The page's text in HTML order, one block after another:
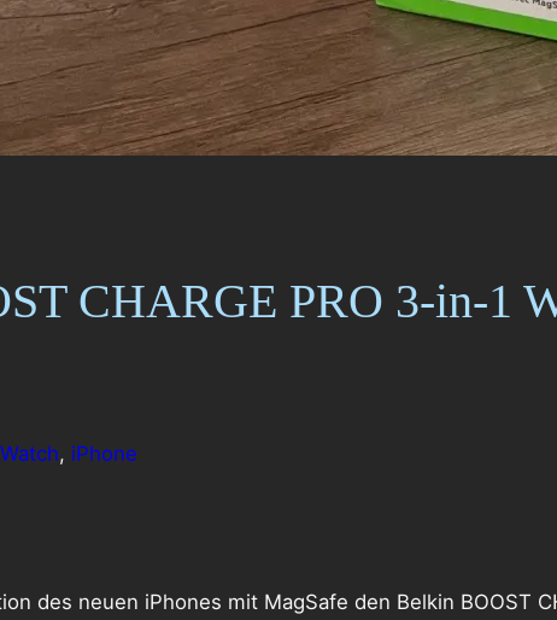
CHARGE PRO 3-in-1
, iPhone
des neuen iPhones mit MagSafe den Belkin BOOST